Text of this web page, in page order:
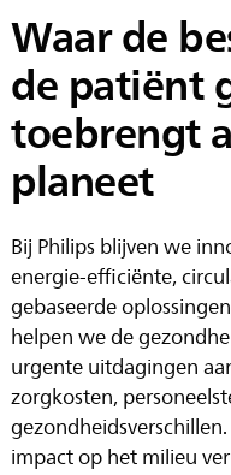
Waar de
de patiënt
toebrengt
planeet
Bij Philips blijven we
energie-efficiënte,
gebaseerde
helpen we de
urgente uitdagingen
zorgkosten,
impact op het milieu